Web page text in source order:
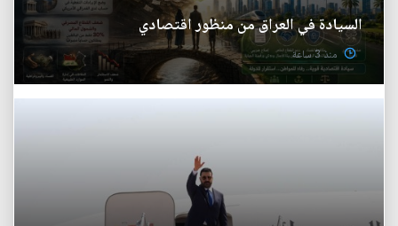
السيادة في العراق من منظور اقتصادي
منذ 3 ساعة